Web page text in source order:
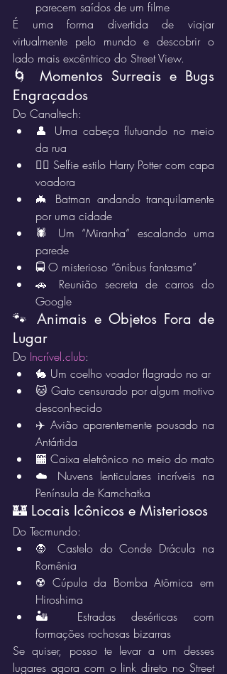
parecem saídos de um filme
É uma forma divertida de viajar
virtualmente pelo mundo e descobrir o
lado mais excêntrico do Street View.
🌀 Momentos Surreais e Bugs
Engraçados
Do Canaltech:
👤 Uma cabeça flutuando no meio
da rua
🧙‍♂️ Selfie estilo Harry Potter com capa
voadora
🦇 Batman andando tranquilamente
por uma cidade
🕷️ Um “Miranha” escalando uma
parede
🚍 O misterioso “ônibus fantasma”
🚗 Reunião secreta de carros do
Google
🐾 Animais e Objetos Fora de
Lugar
Do Incrível.club:
🐇 Um coelho voador flagrado no ar
🐱 Gato censurado por algum motivo
desconhecido
✈️ Avião aparentemente pousado na
Antártida
🏧 Caixa eletrônico no meio do mato
☁️ Nuvens lenticulares incríveis na
Península de Kamchatka
🏰 Locais Icônicos e Misteriosos
Do Tecmundo:
🧛 Castelo do Conde Drácula na
Romênia
☢️ Cúpula da Bomba Atômica em
Hiroshima
🏜️ Estradas desérticas com
formações rochosas bizarras
Se quiser, posso te levar a um desses
lugares agora com o link direto no Street